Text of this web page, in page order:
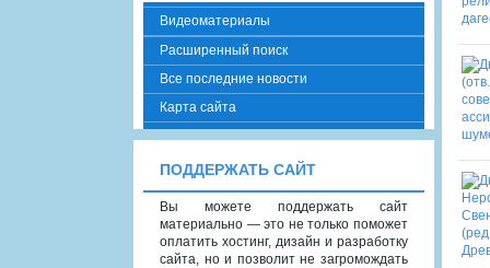
Видеоматериалы
Расширенный поиск
Все последние новости
Карта сайта
ПОДДЕРЖАТЬ САЙТ
Вы можете поддержать сайт
материально — это не только поможет
оплатить хостинг, дизайн и разработку
сайта, но и позволит не загромождать